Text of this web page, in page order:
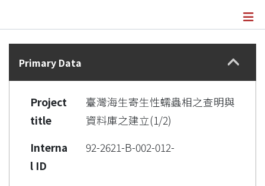
Statistics
Details
Primary Data
Project
title
臺灣海生寄生性蠕蟲相之查明與
資料庫之建立(1/2)
Interna
l ID
92-2621-B-002-012-